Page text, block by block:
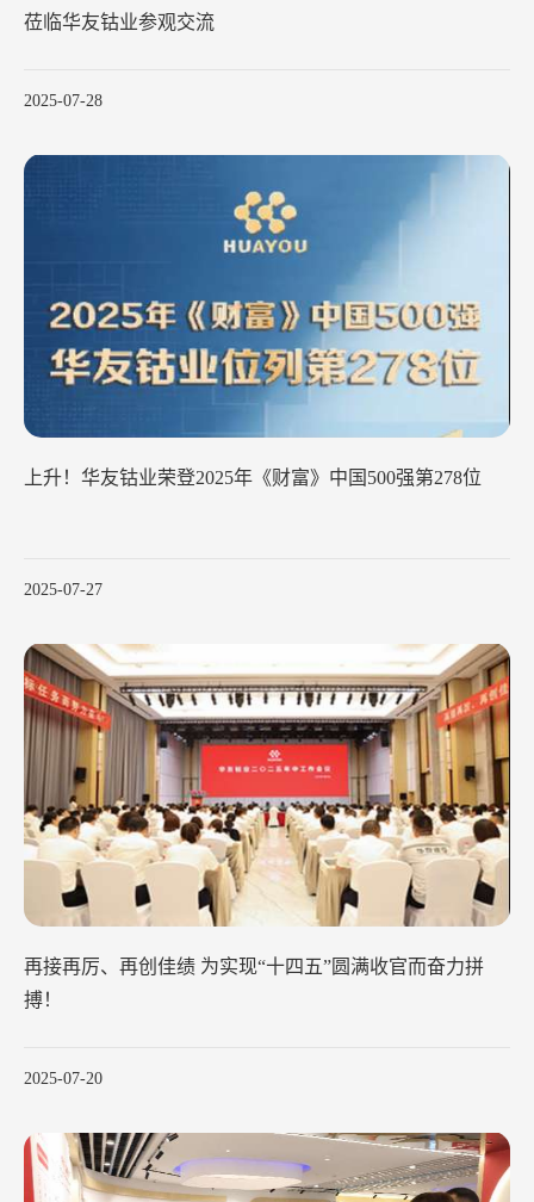
莅临华友钴业参观交流
2025-07-28
上升！华友钴业荣登2025年《财富》中国500强第278位
2025-07-27
再接再厉、再创佳绩 为实现“十四五”圆满收官而奋力拼
搏！
2025-07-20